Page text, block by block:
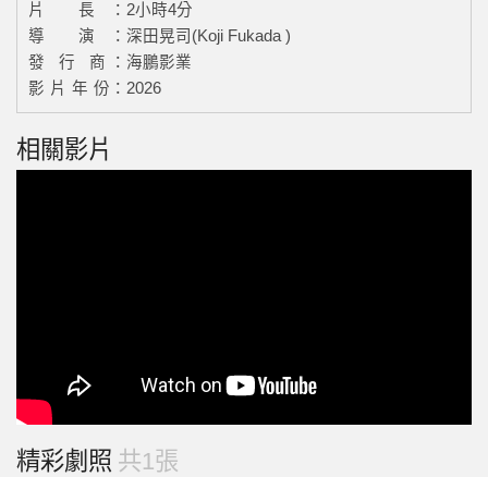
片 長： 2小時4分
導 演： 深田晃司(Koji Fukada )
發 行 商： 海鵬影業
影 片 年 份： 2026
相關影片
精彩劇照 共1張